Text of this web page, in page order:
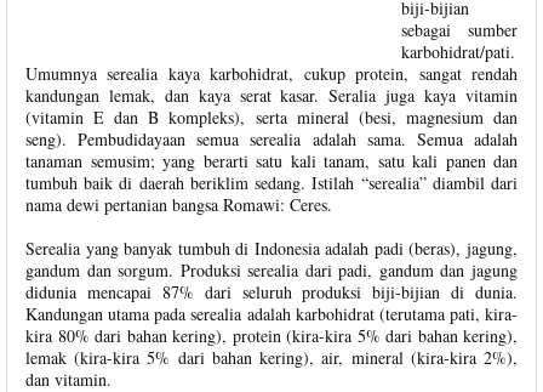
biji-bijian
sebagai sumber
karbohidrat/pati.
Umumnya serealia kaya karbohidrat, cukup protein, sangat rendah
kandungan lemak, dan kaya serat kasar. Seralia juga kaya vitamin
(vitamin E dan B kompleks), serta mineral (besi, magnesium dan
seng). Pembudidayaan semua serealia adalah sama. Semua adalah
tanaman semusim; yang berarti satu kali tanam, satu kali panen dan
tumbuh baik di daerah beriklim sedang. Istilah “serealia” diambil dari
nama dewi pertanian bangsa Romawi: Ceres.
Serealia yang banyak tumbuh di Indonesia adalah padi (beras), jagung,
gandum dan sorgum. Produksi serealia dari padi, gandum dan jagung
didunia mencapai 87% dari seluruh produksi biji-bijian di dunia.
Kandungan utama pada serealia adalah karbohidrat (terutama pati, kira-
kira 80% dari bahan kering), protein (kira-kira 5% dari bahan kering),
lemak (kira-kira 5% dari bahan kering), air, mineral (kira-kira 2%),
dan vitamin.